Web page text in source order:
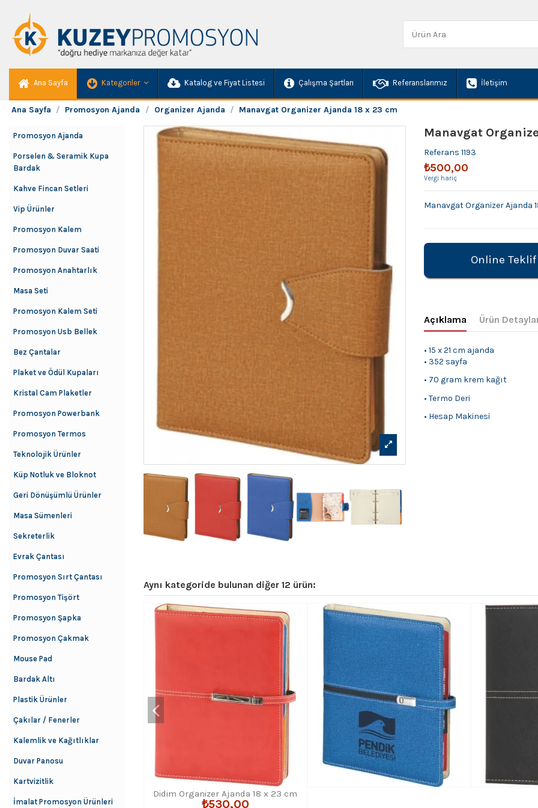
Ana Sayfa Kategoriler Katalog ve Fiyat Listesi Çalışma Şartları Referanslarımız İletişim
Ana Sayfa Promosyon Ajanda Organizer Ajanda Manavgat Organizer Ajanda 18 x 23 cm
Manavgat
Referans 1193
₺500,00
Vergi hariç
Manavgat Organizer Ajanda
Online Teklif
Açıklama Ürün
• 15 x 21 cm ajanda
• 352 sayfa
• 70 gram krem kağıt
• Termo Deri
• Hesap Makinesi
Aynı kategoride bulunan diğer 12 ürün:
Didim Organizer Ajanda 18 x 23 cm
₺530,00
Promosyon Ajanda
Porselen & Seramik Kupa
Bardak
Kahve Fincan Setleri
Vip Ürünler
Promosyon Kalem
Promosyon Duvar Saati
Promosyon Anahtarlık
Masa Seti
Promosyon Kalem Seti
Promosyon Usb Bellek
Bez Çantalar
Plaket ve Ödül Kupaları
Kristal Cam Plaketler
Promosyon Powerbank
Promosyon Termos
Teknolojik Ürünler
Küp Notluk ve Bloknot
Geri Dönüşümlü Ürünler
Masa Sümenleri
Sekreterlik
Evrak Çantası
Promosyon Sırt Çantası
Promosyon Tişört
Promosyon Şapka
Promosyon Çakmak
Mouse Pad
Bardak Altı
Plastik Ürünler
Çakılar / Fenerler
Kalemlik ve Kağıtlıklar
Duvar Panosu
Kartvizitlik
İmalat Promosyon Ürünleri